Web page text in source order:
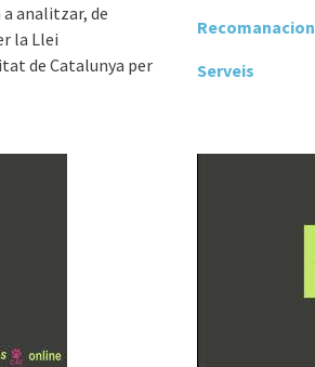
analitzar, de
la Llei
de Catalunya per
Serveis